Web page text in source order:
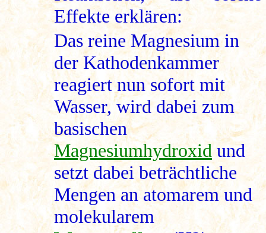
Effekte erklären:
Das reine Magnesium in
der Kathodenkammer
reagiert nun sofort mit
Wasser, wird dabei zum
basischen
Magnesiumhydroxid und
setzt dabei beträchtliche
Mengen an atomarem und
molekularem